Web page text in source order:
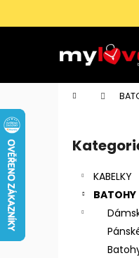
Domů
Přeskočit
kategorie
KABELKY
BATOHY
o
k